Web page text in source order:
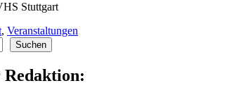
Stuttgart
, Veranstaltungen
Suchen
Redaktion: